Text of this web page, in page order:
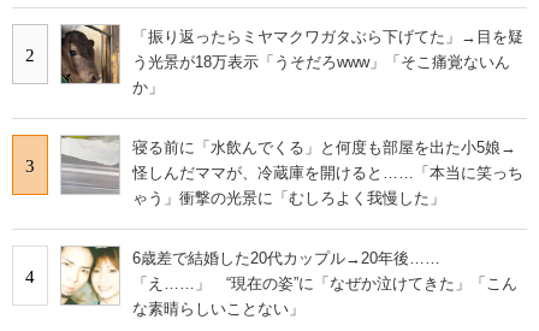
2
「振り返ったらミヤマクワガタぶら下げてた」→目を疑
う光景が18万表示「うそだろwww」「そこ痛覚ないん
か」
3
寝る前に「水飲んでくる」と何度も部屋を出た小5娘→
怪しんだママが、冷蔵庫を開けると……「本当に笑っち
ゃう」衝撃の光景に「むしろよく我慢した」
4
6歳差で結婚した20代カップル→20年後……
「え……」 “現在の姿”に「なぜか泣けてきた」「こん
な素晴らしいことない」